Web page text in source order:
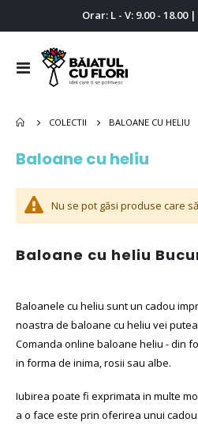
Orar: L - V: 9.00 - 18.00 |
Comutare
COLECTII BALOANE CU HELIU
Baloane cu heliu
Nu se pot găsi produse care
Baloane cu heliu
Baloanele cu heliu sunt un cadou
noastra de baloane cu heliu vei
Comanda online baloane heliu - din
in forma de inima, rosii sau albe.
Iubirea poate fi exprimata in multe
a o face este prin oferirea unui